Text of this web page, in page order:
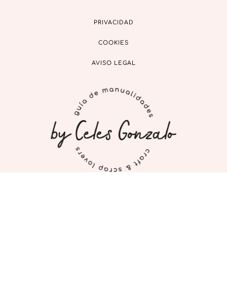
PRIVACIDAD
COOKIES
AVISO LEGAL